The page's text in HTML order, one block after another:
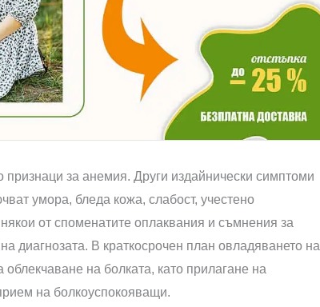
признаци за анемия. Други издайнически симптоми
умора, бледа кожа, слабост, учестено
от споменатите оплаквания и съмнения за
диагнозата. В краткосрочен план овладяването на
облекчаване на болката, като прилагане на
на болкоуспокояващи.